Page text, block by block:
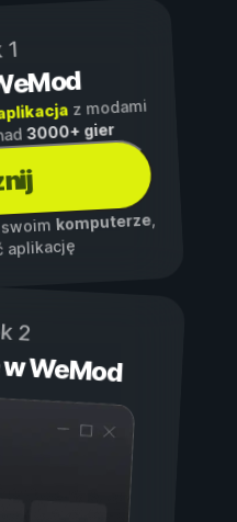
z modami
3000+ gier
komputerze,
aplikację
2
WeMod